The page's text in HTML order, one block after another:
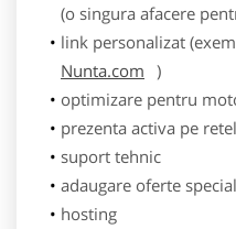
(o singura afacere
link personalizat
Nunta.com )
optimizare pentru
prezenta activa pe
suport tehnic
adaugare oferte
hosting